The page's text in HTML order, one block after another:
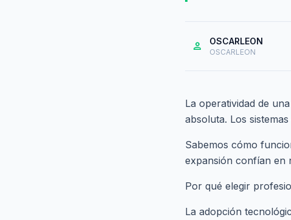
person OSCARLEON
OSCARLEON
La operatividad de
absoluta. Los
Sabemos cómo
expansión confían en
Por qué elegir
La adopción